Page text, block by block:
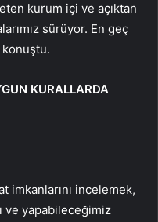
kurum içi ve açıktan
sürüyor. En geç
konuştu.
KURALLARDA
imkanlarını incelemek,
ve yapabileceğimiz